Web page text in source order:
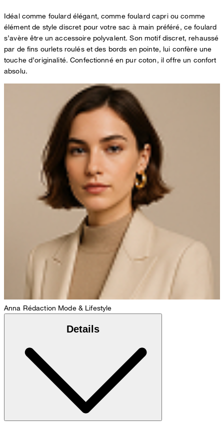
Idéal comme foulard élégant, comme foulard capri ou comme
élément de style discret pour votre sac à main préféré, ce foulard
s’avère être un accessoire polyvalent. Son motif discret, rehaussé
par de fins ourlets roulés et des bords en pointe, lui confère une
touche d’originalité. Confectionné en pur coton, il offre un confort
absolu.
Anna Rédaction Mode & Lifestyle
Details